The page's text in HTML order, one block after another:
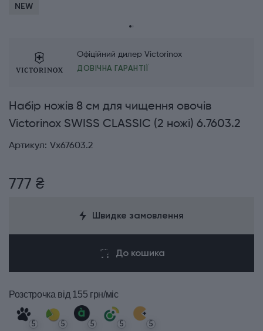
NEW
Офіційний дилер Victorinox
ДОВІЧНА ГАРАНТІЇ
Набір ножів 8 см для чищення овочів
Victorinox SWISS CLASSIC (2 ножі) 6.7603.2
Артикул: Vx67603.2
777 ₴
Швидке замовлення
До кошика
Розстрочка від 155 грн/міс
5 5 5 5 5